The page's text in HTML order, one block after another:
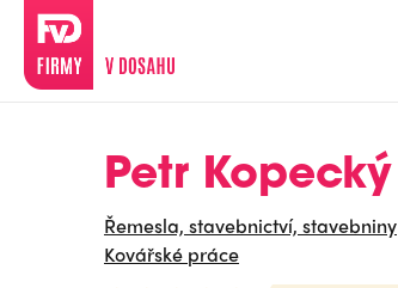
Petr Kopecký
Řemesla, stavebnictví, stavebniny
Kovářské práce